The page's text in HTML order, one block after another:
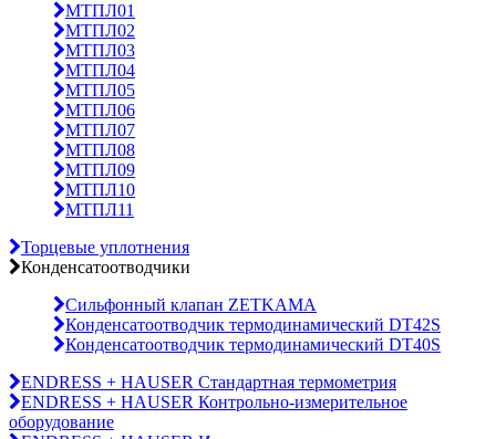
МТПЛ01
МТПЛ02
МТПЛ03
МТПЛ04
МТПЛ05
МТПЛ06
МТПЛ07
МТПЛ08
МТПЛ09
МТПЛ10
МТПЛ11
Торцевые уплотнения
Конденсатоотводчики
Сильфонный клапан ZETKAMA
Конденсатоотводчик термодинамический DT42S
Конденсатоотводчик термодинамический DT40S
ENDRESS + HAUSER Стандартная термометрия
ENDRESS + HAUSER Контрольно-измерительное
оборудование